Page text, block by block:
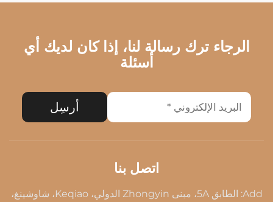
الرجاء ترك رسالة لنا، إذا كان لديك أي
أسئلة
أرسِل
اتصل بنا
Add: الطابق 5A، مبنى Zhongyin الدولي، Keqiao، شاوشينغ،